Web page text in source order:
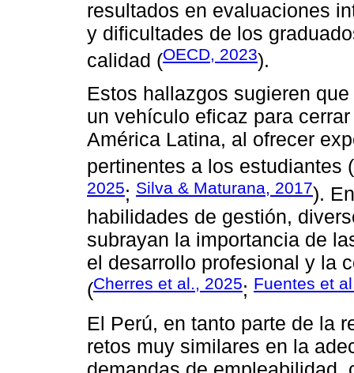
resultados en evaluaciones
y dificultades de los
calidad (OECD, 2023).
Estos hallazgos sugieren
un vehículo eficaz para
América Latina, al ofrecer
pertinentes a los estudiantes (
2025; Silva & Maturana, 2017).
habilidades de gestión,
subrayan la importancia de
el desarrollo profesional y la
(Cherres et al., 2025; Fuentes et
El Perú, en tanto parte de la
retos muy similares en la